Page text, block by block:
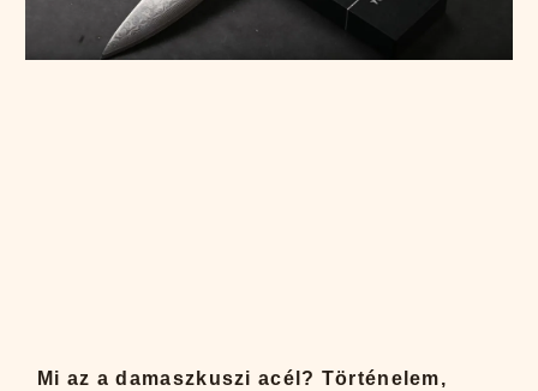
Mi az a damaszkuszi acél? Történelem,